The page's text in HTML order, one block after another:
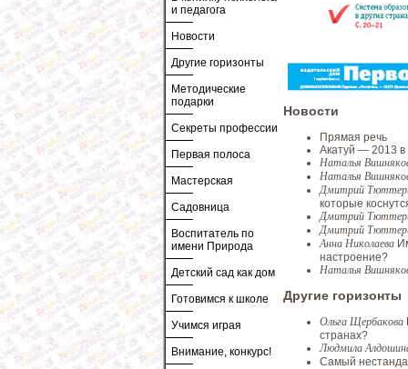
и педагога
Новости
Другие горизонты
Методические
подарки
Секреты профессии
Первая полоса
Мастерская
Садовница
Воспитатель по
имени Природа
Детский сад как дом
Готовимся к школе
Учимся играя
Внимание, конкурс!
Новости
Прямая речь
Акатуй — 2013 в
Наталья
Наталья
Дмитрий
которые
Дмитрий
Дмитрий
Анна Николаева
настроение?
Наталья
Другие горизонты
Ольга Щербакова
странах?
Людмила
Самый